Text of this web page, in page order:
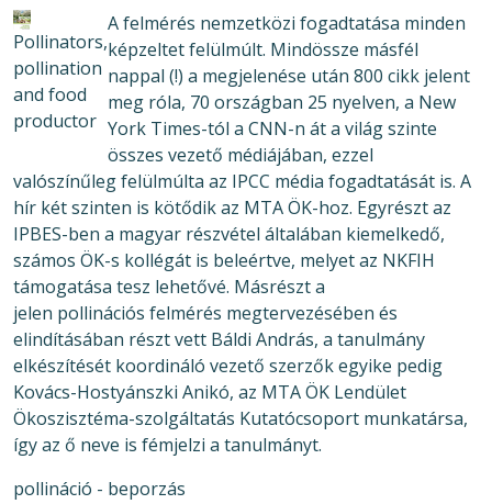
Pollinators,
pollination
and food
productor
A felmérés nemzetközi fogadtatása minden
képzeltet felülmúlt. Mindössze másfél
nappal (!) a megjelenése után 800 cikk jelent
meg róla, 70 országban 25 nyelven, a New
York Times-tól a CNN-n át a világ szinte
összes vezető médiájában, ezzel
valószínűleg felülmúlta az IPCC média fogadtatását is. A
hír két szinten is kötődik az MTA ÖK-hoz. Egyrészt az
IPBES-ben a magyar részvétel általában kiemelkedő,
számos ÖK-s kollégát is beleértve, melyet az NKFIH
támogatása tesz lehetővé. Másrészt a
jelen pollinációs felmérés megtervezésében és
elindításában részt vett Báldi András, a tanulmány
elkészítését koordináló vezető szerzők egyike pedig
Kovács-Hostyánszki Anikó, az MTA ÖK Lendület
Ökoszisztéma-szolgáltatás Kutatócsoport munkatársa,
így az ő neve is fémjelzi a tanulmányt.
pollináció - beporzás